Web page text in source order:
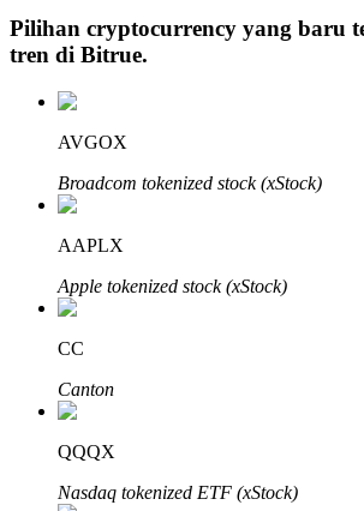
Investasi Otomatis
Raih keuntungan jangka panjang dan
Pelajari Staking
Pilihan cryptocurrency yang baru
tren di Bitrue.
AVGOX
Broadcom tokenized stock (xStock)
AAPLX
Apple tokenized stock (xStock)
CC
Canton
QQQX
Nasdaq tokenized ETF (xStock)